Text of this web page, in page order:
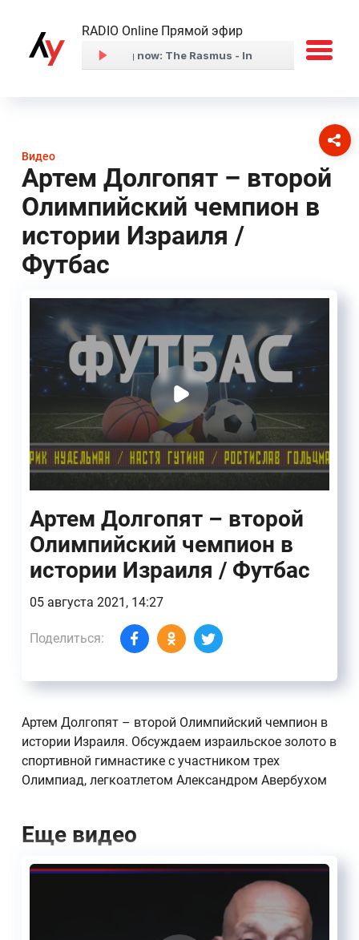
RADIO Online Прямой эфир
Видео
Артем Долгопят – второй
Олимпийский чемпион в
истории Израиля /
Футбас
Артем Долгопят – второй
Олимпийский чемпион в
истории Израиля / Футбас
05 августа 2021, 14:27
Поделиться:
Артем Долгопят – второй Олимпийский чемпион в
истории Израиля. Обсуждаем израильское золото в
спортивной гимнастике с участником трех
Олимпиад, легкоатлетом Александром Авербухом
Еще видео